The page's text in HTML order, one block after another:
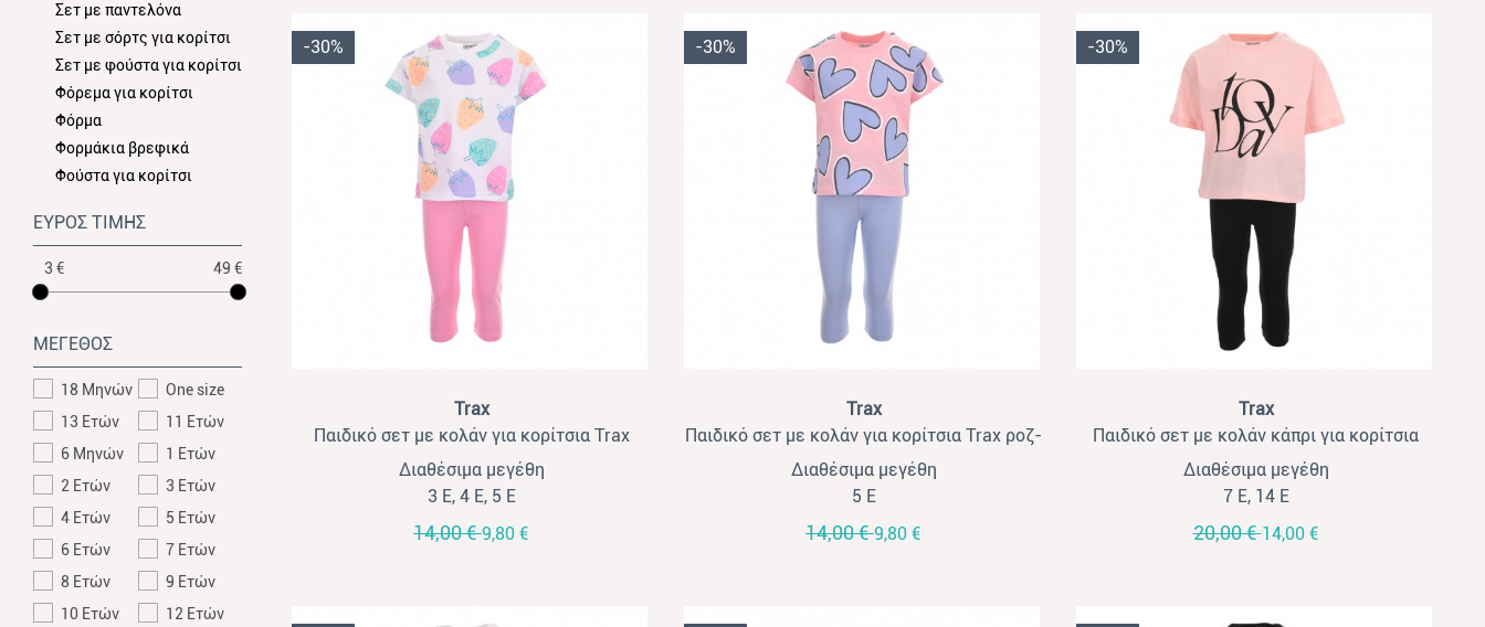
Σετ με παντελόνα
Σετ με σόρτς για κορίτσι
Σετ με φούστα για κορίτσι
Φόρεμα για κορίτσι
Φόρμα
Φορμάκια βρεφικά
Φούστα για κορίτσι
ΕΥΡΟΣ ΤΙΜΗΣ
3 € 49 €
ΜΕΓΕΘΟΣ
18 Μηνών
One size
13 Ετών
11 Ετών
6 Μηνών
1 Ετών
2 Ετών
3 Ετών
4 Ετών
5 Ετών
6 Ετών
7 Ετών
8 Ετών
9 Ετών
10 Ετών
12 Ετών
-30%
Trax
Παιδικό σετ με κολάν για κορίτσια Trax
λευκό-ροζ
Διαθέσιμα μεγέθη
3 Ε, 4 Ε, 5 Ε
14,00 €9,80 €
-30%
Trax
Παιδικό σετ με κολάν για κορίτσια Trax ροζ-
λιλά
Διαθέσιμα μεγέθη
5 Ε
14,00 €9,80 €
-30%
Trax
Παιδικό σετ με κολάν κάπρι για κορίτσια
Trax σομών-μαύρο
Διαθέσιμα μεγέθη
7 Ε, 14 Ε
20,00 €14,00 €